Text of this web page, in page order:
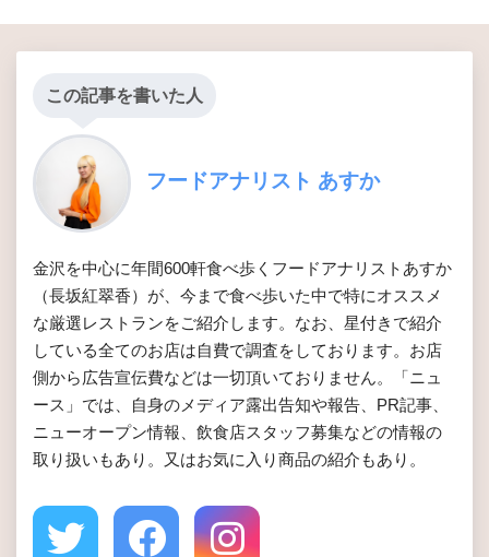
この記事を書いた人
フードアナリスト あすか
金沢を中心に年間600軒食べ歩くフードアナリストあすか
（長坂紅翠香）が、今まで食べ歩いた中で特にオススメ
な厳選レストランをご紹介します。なお、星付きで紹介
している全てのお店は自費で調査をしております。お店
側から広告宣伝費などは一切頂いておりません。「ニュ
ース」では、自身のメディア露出告知や報告、PR記事、
ニューオープン情報、飲食店スタッフ募集などの情報の
取り扱いもあり。又はお気に入り商品の紹介もあり。